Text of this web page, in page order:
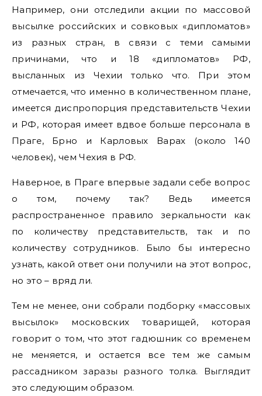
Например, они отследили акции по массовой
высылке российских и совковых «дипломатов»
из разных стран, в связи с теми самыми
причинами, что и 18 «дипломатов» РФ,
высланных из Чехии только что. При этом
отмечается, что именно в количественном плане,
имеется диспропорция представительств Чехии
и РФ, которая имеет вдвое больше персонала в
Праге, Брно и Карловых Варах (около 140
человек), чем Чехия в РФ.
Наверное, в Праге впервые задали себе вопрос
о том, почему так? Ведь имеется
распространенное правило зеркальности как
по количеству представительств, так и по
количеству сотрудников. Было бы интересно
узнать, какой ответ они получили на этот вопрос,
но это – вряд ли.
Тем не менее, они собрали подборку «массовых
высылок» московских товарищей, которая
говорит о том, что этот гадюшник со временем
не меняется, и остается все тем же самым
рассадником заразы разного толка. Выглядит
это следующим образом.